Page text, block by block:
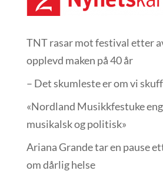
TNT rasar mot festival etter
opplevd maken på 40 år
– Det skumleste er om vi
«Nordland Musikkfest­uke
musikalsk og politisk»
Ariana Grande tar en pause
om dårlig helse